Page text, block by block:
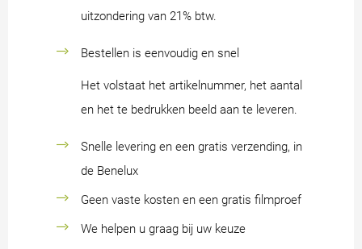
uitzondering van 21% btw.
Bestellen is eenvoudig en snel
Het volstaat het artikelnummer, het aantal
en het te bedrukken beeld aan te leveren.
Snelle levering en een gratis verzending, in
de Benelux
Geen vaste kosten en een gratis filmproef
We helpen u graag bij uw keuze